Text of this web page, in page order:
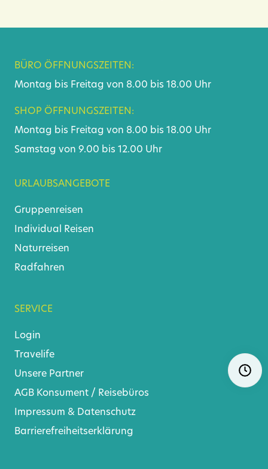
BÜRO ÖFFNUNGSZEITEN:
Montag bis Freitag von 8.00 bis 18.00 Uhr
SHOP ÖFFNUNGSZEITEN:
Montag bis Freitag von 8.00 bis 18.00 Uhr
Samstag von 9.00 bis 12.00 Uhr
URLAUBSANGEBOTE
Gruppenreisen
Individual Reisen
Naturreisen
Radfahren
SERVICE
Login
Travelife
Unsere Partner
AGB Konsument / Reisebüros
Impressum & Datenschutz
Barrierefreiheitserklärung